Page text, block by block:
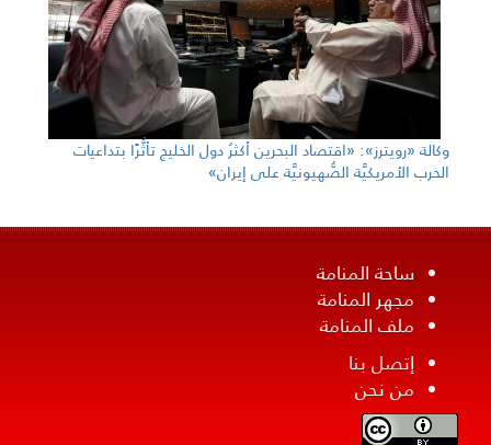
وكالة «رويترز»: «اقتصاد البحرين أكثرُ دول الخليج تأثُّرًا بتداعيات
الحرب الأمريكيَّة الصُّهيونيَّة على إيران»
ساحة المنامة
مجهر المنامة
ملف المنامة
إتصل بنا
من نحن